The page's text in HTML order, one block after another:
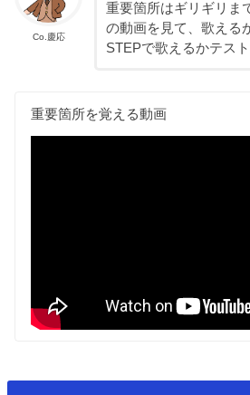
Co.慶応
重要箇所はギリギリま
の動画を見て、歌える
STEPで歌えるかテスト
重要箇所を覚える動画